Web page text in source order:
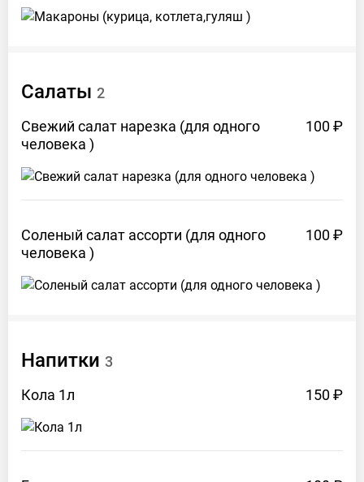
Салаты 2
Свежий салат нарезка (для одного
человека )
100 ₽
Соленый салат ассорти (для одного
человека )
100 ₽
Напитки 3
Кола 1л 150 ₽